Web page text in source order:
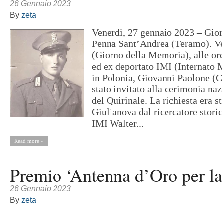
26 Gennaio 2023
By zeta
Venerdì, 27 gennaio 2023 –
Penna Sant’Andrea (Teramo).
(Giorno della Memoria), alle
ed ex deportato IMI (Internato
in Polonia, Giovanni Paolone
stato invitato alla cerimonia
del Quirinale. La richiesta era
Giulianova dal ricercatore
IMI Walter...
Read more »
Premio ‘Antenna d’Oro per
26 Gennaio 2023
By zeta